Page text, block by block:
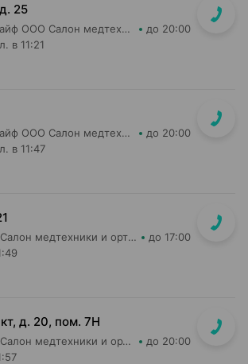
25
Медпростор Пролайф ООО Салон медтехники и ортопедии №50 до 20:00
в 11:21
Медпростор Пролайф ООО Салон медтехники и ортопедии №30 до 20:00
в 11:47
Медпростор ООО Салон медтехники и ортопедии №9 до 17:00
д. 20, пом. 7Н
Медпростор ООО Салон медтехники и ортопедии №4 до 20:00